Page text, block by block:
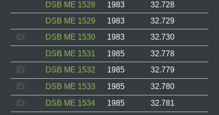
DSB ME 1528
1983 32.728
DSB ME 1529
1983 32.729
DSB ME 1530
1983 32.730
DSB ME 1531
1985 32.778
DSB ME 1532
1985 32.779
DSB ME 1533
1985 32.780
DSB ME 1534
1985 32.781